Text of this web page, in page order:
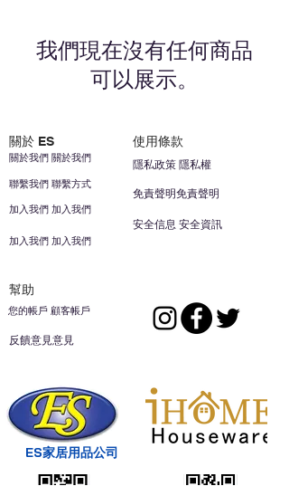
我們現在沒有任何商品
可以展示。
關於 ES 使用條款
聯繫我們 聯繫方式
加入我們 加入我們
關於我們 關於我們
加入我們 加入我們
安全信息 安全資訊
免責聲明免責聲明
隱私政策 隱私權
幫助
您的帳戶 顧客帳戶
反饋意見意見
ES家居用品公司